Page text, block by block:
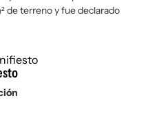
de terreno y fue declarado